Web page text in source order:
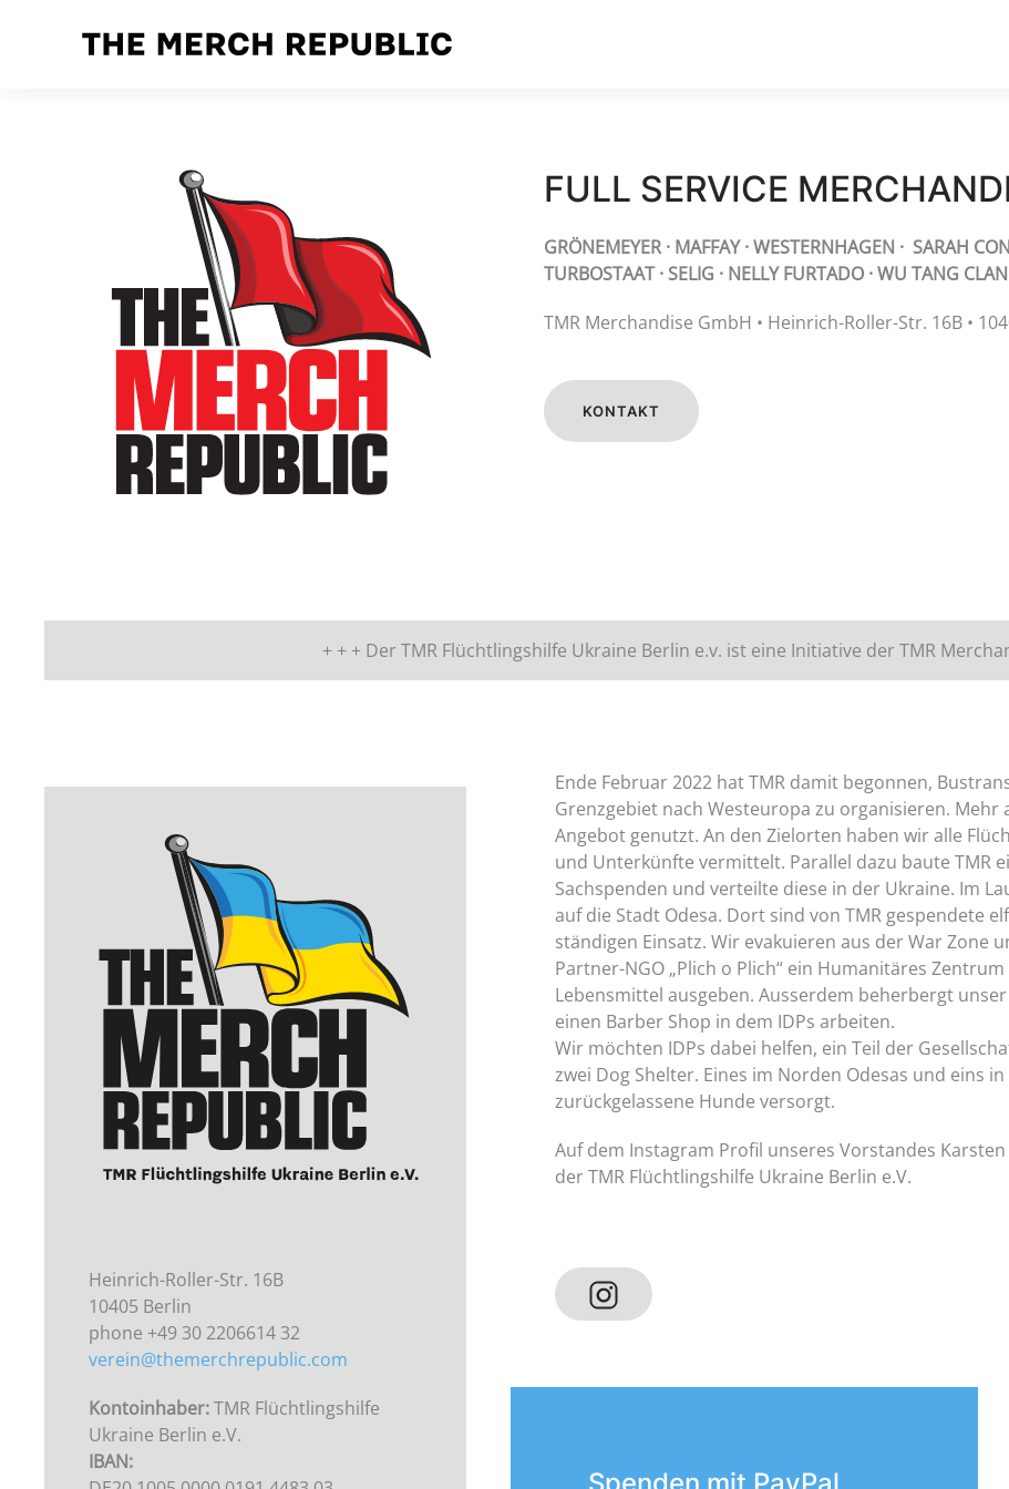
FULL SERVICE
GRÖNEMEYER · MAFFAY · WESTERNHAGEN · SARAH
TURBOSTAAT · SELIG · NELLY FURTADO · WU TANG
TMR Merchandise GmbH • Heinrich-Roller-Str. 16B •
KONTAKT
+ + + Der TMR Flüchtlingshilfe Ukraine Berlin e.v. ist eine Initiative der TMR
Heinrich-Roller-Str. 16B
10405 Berlin
phone +49 30 2206614 32
verein@themerchrepublic.com
Kontoinhaber:TMR Flüchtlingshilfe
Ukraine Berlin e.V.
IBAN:
Ende Februar 2022 hat TMR damit begonnen,
Grenzgebiet nach Westeuropa zu organisieren. Mehr
Angebot genutzt. An den Zielorten haben wir alle
und Unterkünfte vermittelt. Parallel dazu baute TMR
Sachspenden und verteilte diese in der Ukraine. Im
auf die Stadt Odesa. Dort sind von TMR gespendete
ständigen Einsatz. Wir evakuieren aus der War Zone
Partner-NGO „Plich o Plich“ ein Humanitäres
Lebensmittel ausgeben. Ausserdem beherbergt
einen Barber Shop in dem IDPs arbeiten.
Wir möchten IDPs dabei helfen, ein Teil der
zwei Dog Shelter. Eines im Norden Odesas und eins
zurückgelassene Hunde versorgt.
Auf dem Instagram Profil unseres Vorstandes
der TMR Flüchtlingshilfe Ukraine Berlin e.V.